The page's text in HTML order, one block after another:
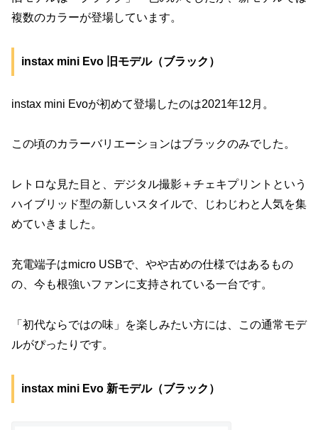
複数のカラーが登場しています。
instax mini Evo 旧モデル（ブラック）
instax mini Evoが初めて登場したのは2021年12月。
この頃のカラーバリエーションはブラックのみでした。
レトロな見た目と、デジタル撮影＋チェキプリントという
ハイブリッド型の新しいスタイルで、じわじわと人気を集
めていきました。
充電端子はmicro USBで、やや古めの仕様ではあるもの
の、今も根強いファンに支持されている一台です。
「初代ならではの味」を楽しみたい方には、この通常モデ
ルがぴったりです。
instax mini Evo 新モデル（ブラック）